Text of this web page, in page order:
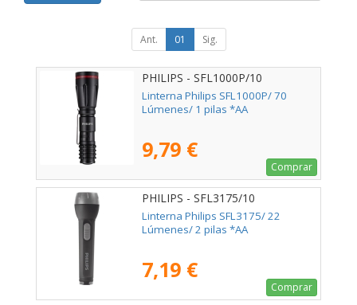
Ant. 01 Sig.
PHILIPS - SFL1000P/10
Linterna Philips SFL1000P/ 70
Lúmenes/ 1 pilas *AA
9,79 €
Comprar
PHILIPS - SFL3175/10
Linterna Philips SFL3175/ 22
Lúmenes/ 2 pilas *AA
7,19 €
Comprar